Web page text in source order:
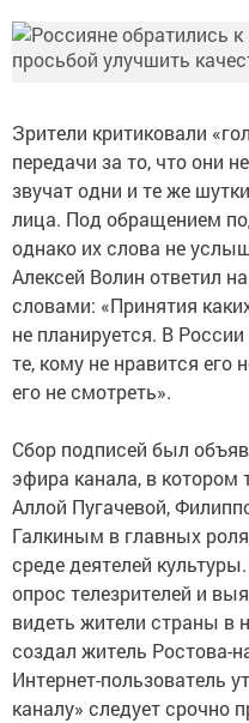
Зрители критиковали
передачи за то, что они
звучат одни и те же
лица. Под обращением
однако их слова не
Алексей Волин ответил
словами: «Принятия
не планируется. В
те, кому не нравится его
его не смотреть».
Сбор подписей был
эфира канала, в котором
Аллой Пугачевой,
Галкиным в главных
среде деятелей
опрос телезрителей и
видеть жители страны
создал житель Ростова-
Интернет-пользователь
каналу» следует срочно